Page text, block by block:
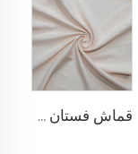
قماش فستان من الليوسيل 100% يشبه الكتان